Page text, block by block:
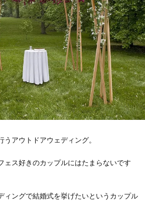
アウトドアウェディング。
ェス好きのカップルにはたまらないです
ィングで結婚式を挙げたいというカップル